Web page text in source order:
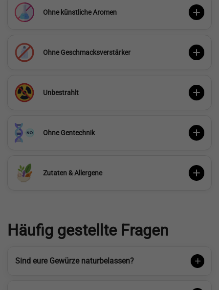
Ohne künstliche Aromen
Ohne Geschmacksverstärker
Unbestrahlt
Ohne Gentechnik
Zutaten & Allergene
Häufig gestellte Fragen
Sind eure Gewürze naturbelassen?